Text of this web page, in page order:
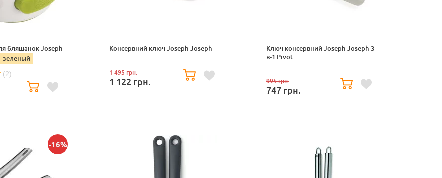
бляшанок Joseph
зеленый
(2)
Консервний ключ Joseph Joseph
1 495грн.
1 122 грн.
Ключ консервний Joseph Joseph 3-
в-1 Pivot
995грн.
747 грн.
-16%